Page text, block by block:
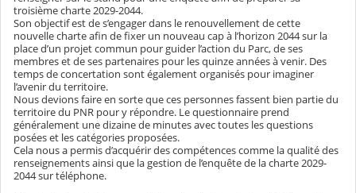
troisième charte 2029-2044.
Son objectif est de s’engager dans le renouvellement de cette
nouvelle charte afin de fixer un nouveau cap à l’horizon 2044 sur la
place d’un projet commun pour guider l’action du Parc, de ses
membres et de ses partenaires pour les quinze années à venir. Des
temps de concertation sont également organisés pour imaginer
l’avenir du territoire.
Nous devions faire en sorte que ces personnes fassent bien partie du
territoire du PNR pour y répondre. Le questionnaire prend
généralement une dizaine de minutes avec toutes les questions
posées et les catégories proposées.
Cela nous a permis d’acquérir des compétences comme la qualité des
renseignements ainsi que la gestion de l’enquête de la charte 2029-
2044 sur téléphone.